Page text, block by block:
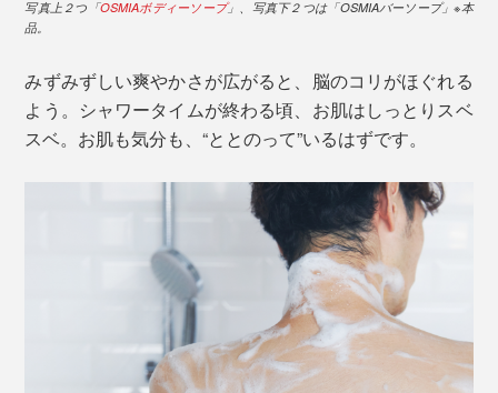
写真上２つ「OSMIAボディーソープ」、写真下２つは「OSMIAバーソープ」※本
品。
みずみずしい爽やかさが広がると、脳のコリがほぐれる
よう。シャワータイムが終わる頃、お肌はしっとりスベ
スベ。お肌も気分も、“ととのって”いるはずです。